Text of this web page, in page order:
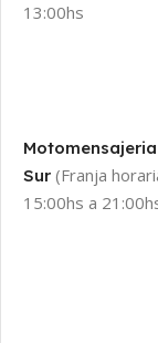
13:00hs
Motomensajeria
Sur (Franja
15:00hs a